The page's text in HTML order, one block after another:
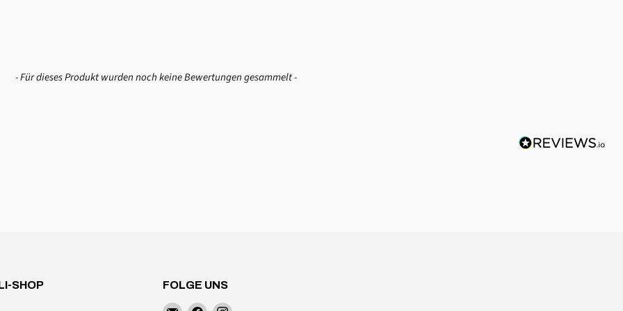
- Für dieses Produkt wurden noch keine Bewertungen gesammelt -
SHOP FOLGE UNS